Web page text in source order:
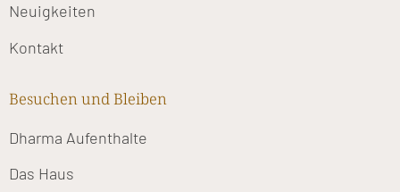
Neuigkeiten
Kontakt
Besuchen und Bleiben
Dharma Aufenthalte
Das Haus